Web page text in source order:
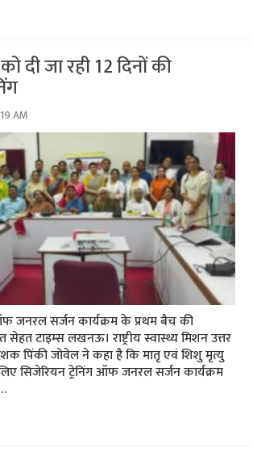
दी जा रही 12 दिनों की
AM
जनरल सर्जन कार्यक्रम के प्रथम बैच की
टाइम्स लखनऊ। राष्ट्रीय स्वास्थ्य मिशन उत्तर
पिंकी जोवेल ने कहा है कि मातृ एवं शिशु मृत्यु
सिजेरियन ट्रेनिंग ऑफ जनरल सर्जन कार्यक्रम